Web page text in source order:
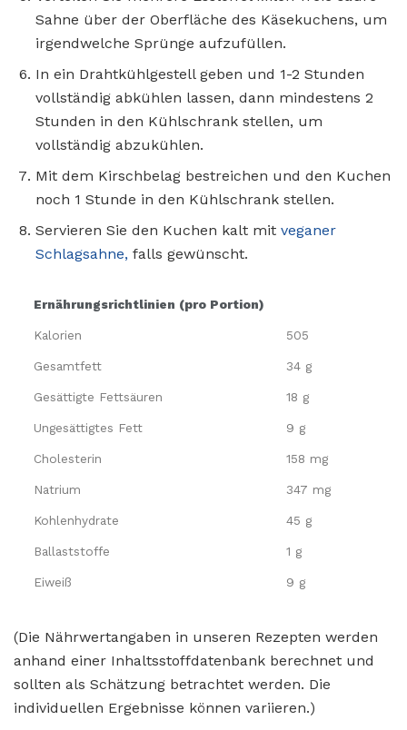
Sahne über der Oberfläche des Käsekuchens, um
irgendwelche Sprünge aufzufüllen.
In ein Drahtkühlgestell geben und 1-2 Stunden
vollständig abkühlen lassen, dann mindestens 2
Stunden in den Kühlschrank stellen, um
vollständig abzukühlen.
Mit dem Kirschbelag bestreichen und den Kuchen
noch 1 Stunde in den Kühlschrank stellen.
Servieren Sie den Kuchen kalt mit veganer
Schlagsahne, falls gewünscht.
Ernährungsrichtlinien (pro Portion)
Kalorien 505
Gesamtfett 34 g
Gesättigte Fettsäuren 18 g
Ungesättigtes Fett 9 g
Cholesterin 158 mg
Natrium 347 mg
Kohlenhydrate 45 g
Ballaststoffe 1 g
Eiweiß 9 g
(Die Nährwertangaben in unseren Rezepten werden
anhand einer Inhaltsstoffdatenbank berechnet und
sollten als Schätzung betrachtet werden. Die
individuellen Ergebnisse können variieren.)